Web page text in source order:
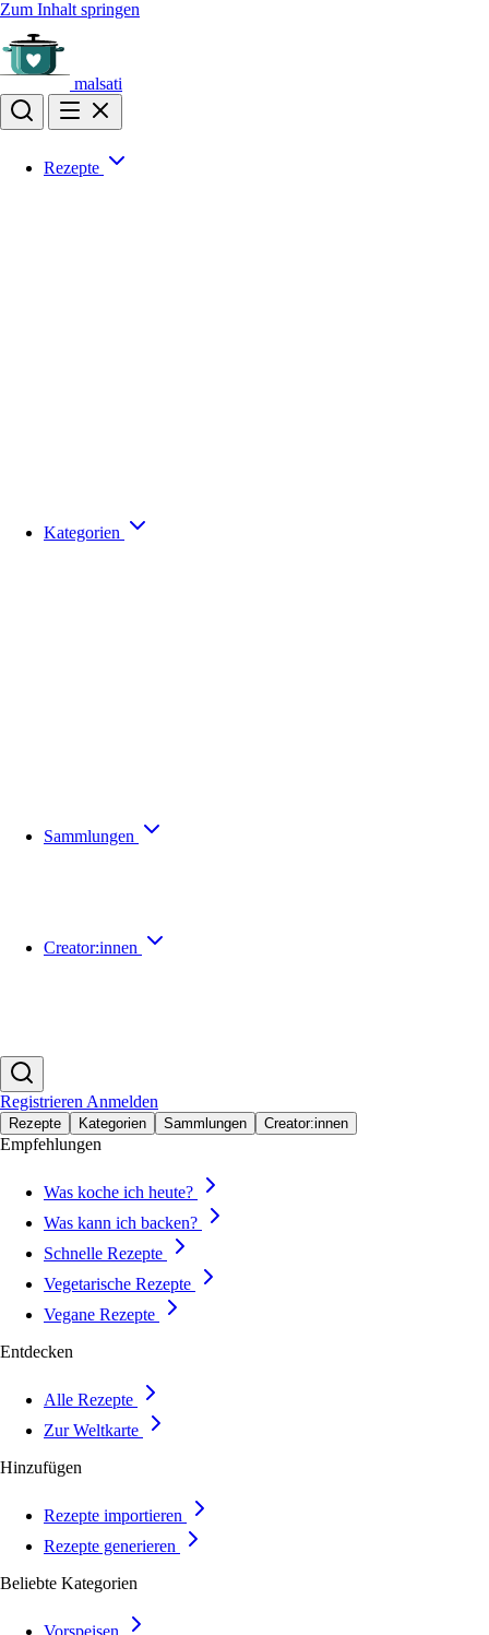
Zum Inhalt springen
malsati
Rezepte
Kategorien
Sammlungen
Creator:innen
Registrieren Anmelden
Rezepte Kategorien Sammlungen Creator:innen
Empfehlungen
Was koche ich heute?
Was kann ich backen?
Schnelle Rezepte
Vegetarische Rezepte
Vegane Rezepte
Entdecken
Alle Rezepte
Zur Weltkarte
Hinzufügen
Rezepte importieren
Rezepte generieren
Beliebte Kategorien
Vorspeisen